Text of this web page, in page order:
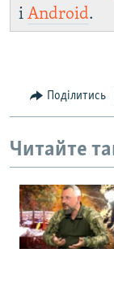
і Android.
Поділитись
Читайте